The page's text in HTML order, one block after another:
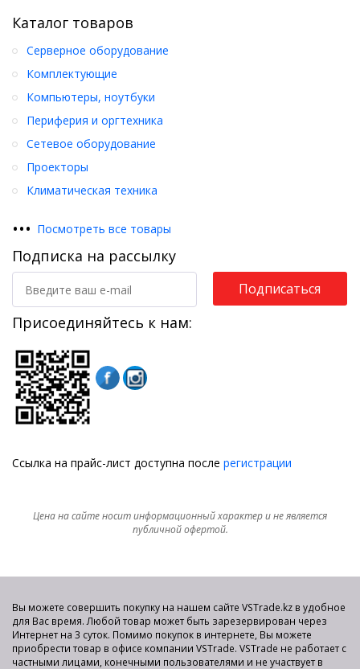
Каталог товаров
Серверное оборудование
Комплектующие
Компьютеры, ноутбуки
Периферия и оргтехника
Сетевое оборудование
Проекторы
Климатическая техника
••• Посмотреть все товары
Подписка на рассылку
Подписаться
Присоединяйтесь к нам:
Ссылка на прайс-лист доступна после регистрации
Цена на сайте носит информационный характер и не является
публичной офертой.
Вы можете совершить покупку на нашем сайте VSTrade.kz в удобное
для Вас время. Любой товар может быть зарезервирован через
Интернет на 3 суток. Помимо покупок в интернете, Вы можете
приобрести товар в офисе компании VSTrade. VSTrade не работает с
частными лицами, конечными пользователями и не участвует в